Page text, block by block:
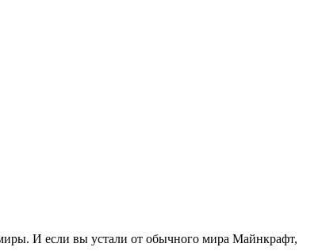
И если вы устали от обычного мира Майнкрафт,